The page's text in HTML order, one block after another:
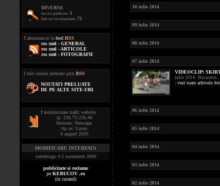
DIVERSE
lucrari publicate: 5
link-uri recomandate: 71
! aboneaza-te la feed RSS
rss xml - GENERAL
rss xml - ARTICOLE
rss xml - FOTOGRAFII
! stiri online preluate prin RSS
NOUTATI PRELUATE
DE PE ALTE SITE-URI
! monitorizare trafic website
ip: 216.73.216.46
browser: Netscape
tip os: Linux
6 august 2026
MODIFICARE INTERFATA
webdesign 4.5 noiembrie 2006
publicitate si reclame
pe KERUCOV .ro
(in curand)
10 iulie 2014
09 iulie 2014
08 iulie 2014
07 iulie 2014
VIDEOCLIP:
iulie 2014. Bucuresti.
| vezi toate arhivele
06 iulie 2014
05 iulie 2014
04 iulie 2014
03 iulie 2014
02 iulie 2014